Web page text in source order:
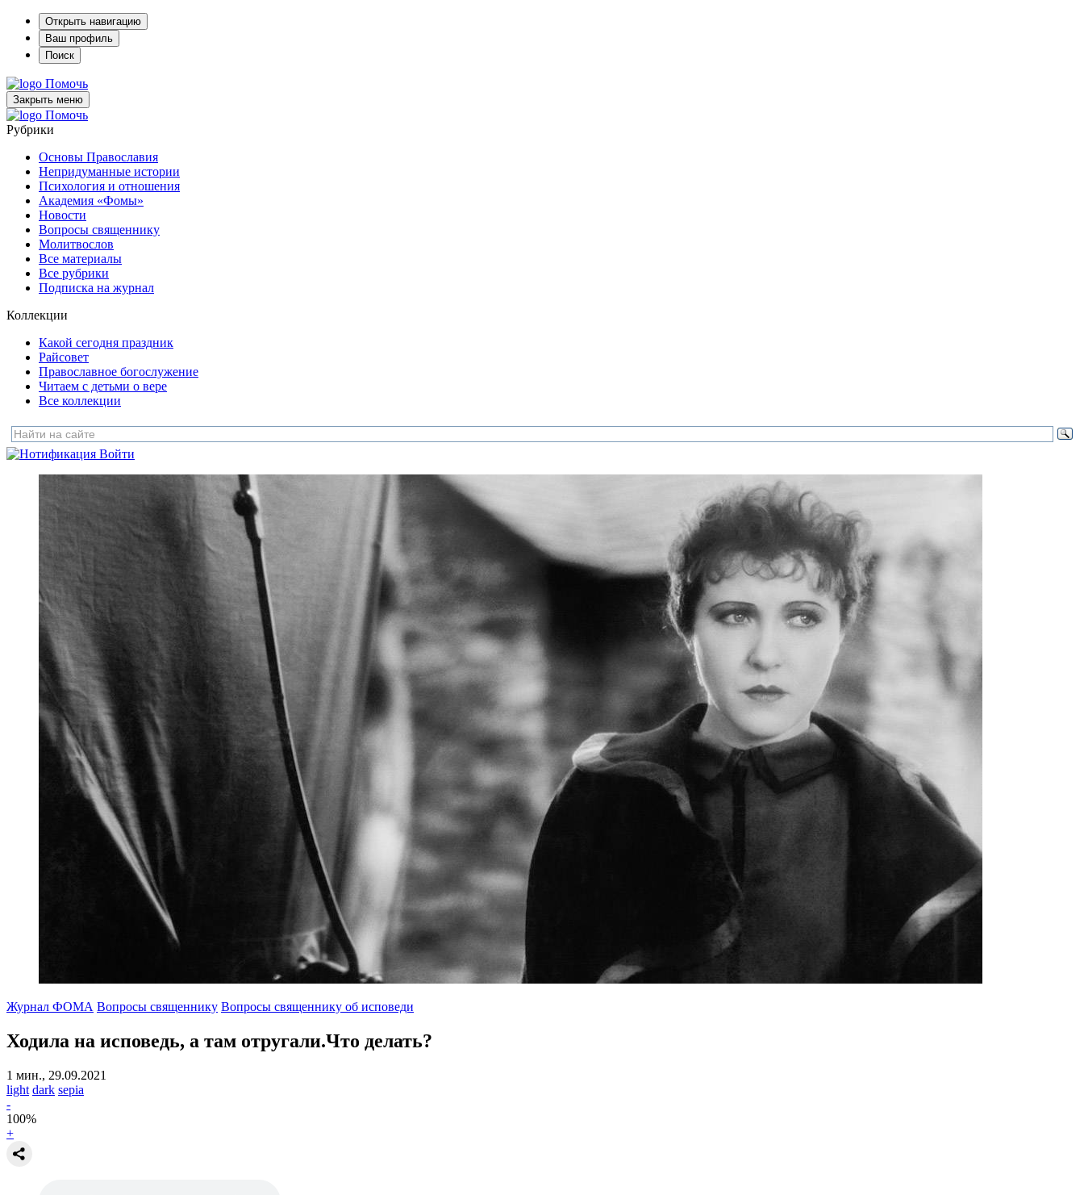
Открыть навигацию
Ваш профиль
Поиск
Помочь
Закрыть меню
Помочь
Рубрики
Основы Православия
Непридуманные истории
Психология и отношения
Академия «Фомы»
Новости
Вопросы священнику
Молитвослов
Все материалы
Все рубрики
Подписка на журнал
Коллекции
Какой сегодня праздник
Райсовет
Православное богослужение
Читаем с детьми о вере
Все коллекции
Войти
Журнал ФОМА Вопросы священнику Вопросы священнику об исповеди
Ходила на исповедь, а там отругали.Что делать?
1 мин., 29.09.2021
light dark sepia
-
100%
+